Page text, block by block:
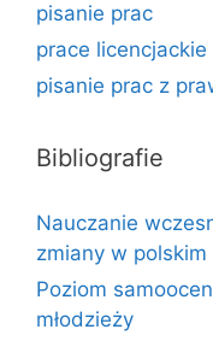
pisanie prac
prace licencjackie
pisanie prac z
Bibliografie
Nauczanie
zmiany w
Poziom
młodzieży